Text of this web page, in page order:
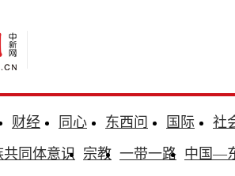
财经 同心 东西问 国际
社
同体意识 宗教 一带一路 中国—